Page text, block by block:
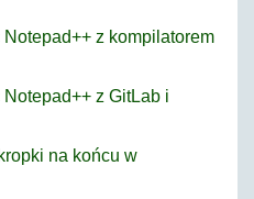
z kompilatorem
z GitLab i
na końcu w